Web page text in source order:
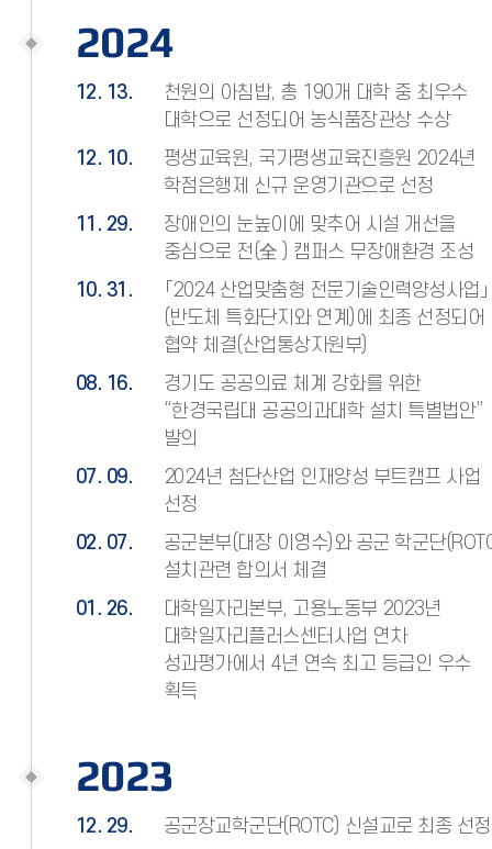
2024
12. 13.
천원의 아침밥, 총 190개 대학 중 최우수
대학으로 선정되어 농식품장관상 수상
12. 10.
평생교육원, 국가평생교육진흥원 2024년
학점은행제 신규 운영기관으로 선정
11. 29.
장애인의 눈높이에 맞추어 시설 개선을
중심으로 전(全 ) 캠퍼스 무장애환경 조성
10. 31.
「2024 산업맞춤형 전문기술인력양성사업」
(반도체 특화단지와 연계)에 최종 선정되어
협약 체결(산업통상자원부)
08. 16.
경기도 공공의료 체계 강화를 위한
“한경국립대 공공의과대학 설치 특별법안”
발의
07. 09.
2024년 첨단산업 인재양성 부트캠프 사업
선정
02. 07.
공군본부(대장 이영수)와 공군 학군단
설치관련 합의서 체결
01. 26.
대학일자리본부, 고용노동부 2023년
대학일자리플러스센터사업 연차
성과평가에서 4년 연속 최고 등급인 우수
획득
2023
12. 29.
공군장교학군단(ROTC) 신설교로 최종 선정